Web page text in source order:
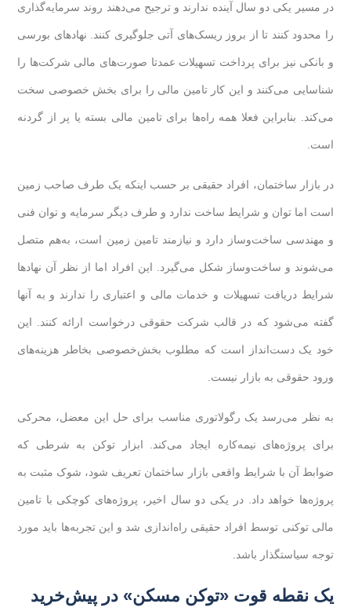
در مسیر یکی دو سال آینده ندارند و ترجیح می‌دهند روند سرمایه‌گذاری
را محدود کنند تا از بروز ریسک‌های آتی جلوگیری کنند. نهادهای بورسی
و بانکی نیز برای پرداخت تسهیلات عمدتا صورت‌های مالی شرکت‌ها را
شناسایی می‌کنند و این کار تامین مالی را برای بخش خصوصی سخت
می‌کند. بنابراین فعلا همه راه‌ها برای تامین مالی بسته یا پر از گردنه
است.
در بازار ساختمان، افراد حقیقی بر حسب اینکه یک طرف صاحب زمین
است اما توان و شرایط ساخت ندارد و طرف دیگر سرمایه و توان فنی
و مهندسی ساخت‌وساز دارد و نیازمند تامین زمین است، به‌هم متصل
می‌شوند و ساخت‌وساز شکل می‌گیرد. این افراد اما از نظر آن نهادها
شرایط دریافت تسهیلات و خدمات مالی و اعتباری را ندارند و به آنها
گفته می‌شود که در قالب شرکت حقوقی درخواست ارائه کنند. این
خود یک دست‌انداز است که مطلوب بخش‌خصوصی بخاطر هزینه‌های
ورود حقوقی به بازار نیست.
به نظر می‌رسد یک رگولاتوری مناسب برای حل این معضل، محرکی
برای پروژه‌های نیمه‌کاره ایجاد می‌کند. ابزار توکن به شرطی که
ضوابط آن با شرایط واقعی بازار ساختمان تعریف شود، شوک مثبت به
پروژه‌ها خواهد داد. در یکی دو سال اخیر، پروژه‌های کوچکی با تامین
مالی توکنی توسط افراد حقیقی راه‌اندازی شد و این تجربه‌ها باید مورد
توجه سیاستگذار باشد.
یک نقطه قوت «توکن مسکن» در پیش‌خرید